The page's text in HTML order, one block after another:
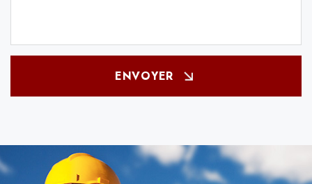
ENVOYER